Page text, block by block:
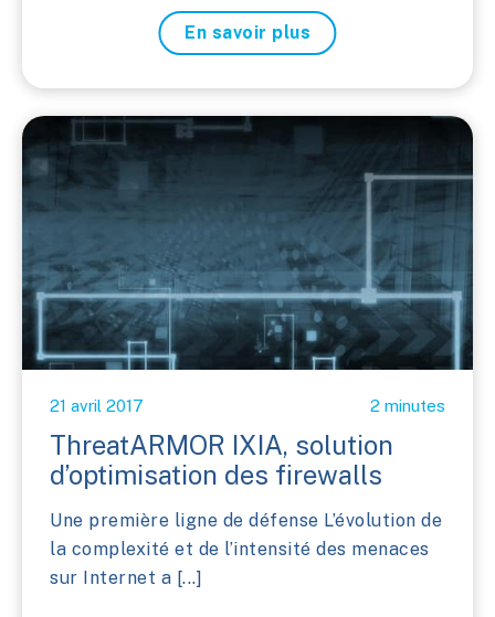
En savoir plus
21 avril 2017 2 minutes
ThreatARMOR IXIA, solution
d’optimisation des firewalls
Une première ligne de défense L’évolution de
la complexité et de l’intensité des menaces
sur Internet a [...]